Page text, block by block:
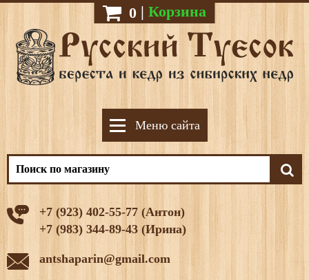
0 | Корзина
Меню сайта
+7 (923) 402-55-77 (Антон)
+7 (983) 344-89-43 (Ирина)
antshaparin@gmail.com